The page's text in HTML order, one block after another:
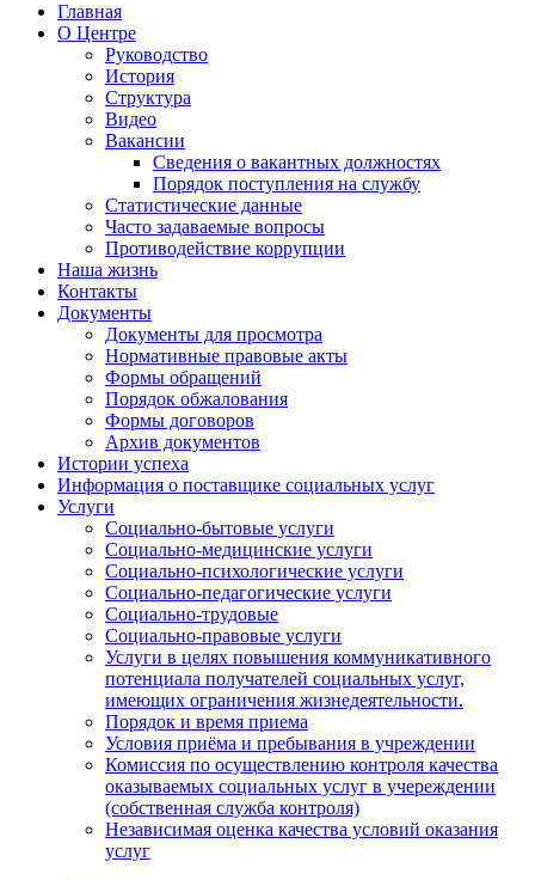
Главная
О Центре
Руководство
История
Структура
Видео
Вакансии
Сведения о вакантных должностях
Порядок поступления на службу
Статистические данные
Часто задаваемые вопросы
Противодействие коррупции
Наша жизнь
Контакты
Документы
Документы для просмотра
Нормативные правовые акты
Формы обращений
Порядок обжалования
Формы договоров
Архив документов
Истории успеха
Информация о поставщике социальных услуг
Услуги
Социально-бытовые услуги
Социально-медицинские услуги
Социально-психологические услуги
Социально-педагогические услуги
Социально-трудовые
Социально-правовые услуги
Услуги в целях повышения коммуникативного
потенциала получателей социальных услуг,
имеющих ограничения жизнедеятельности.
Порядок и время приема
Условия приёма и пребывания в учреждении
Комиссия по осуществлению контроля качества
оказываемых социальных услуг в учереждении
(собственная служба контроля)
Независимая оценка качества условий оказания
услуг